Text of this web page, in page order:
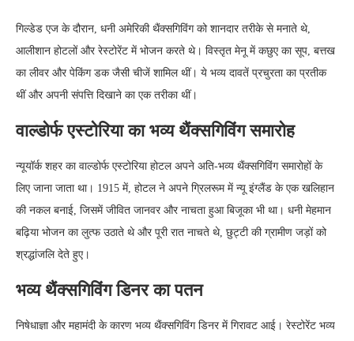
गिल्डेड एज के दौरान, धनी अमेरिकी थैंक्सगिविंग को शानदार तरीके से मनाते थे,
आलीशान होटलों और रेस्टोरेंट में भोजन करते थे। विस्तृत मेनू में कछुए का सूप, बत्तख
का लीवर और पेकिंग डक जैसी चीजें शामिल थीं। ये भव्य दावतें प्रचुरता का प्रतीक
थीं और अपनी संपत्ति दिखाने का एक तरीका थीं।
वाल्डोर्फ एस्टोरिया का भव्य थैंक्सगिविंग समारोह
न्यूयॉर्क शहर का वाल्डोर्फ एस्टोरिया होटल अपने अति-भव्य थैंक्सगिविंग समारोहों के
लिए जाना जाता था। 1915 में, होटल ने अपने ग्रिलरूम में न्यू इंग्लैंड के एक खलिहान
की नकल बनाई, जिसमें जीवित जानवर और नाचता हुआ बिजूका भी था। धनी मेहमान
बढ़िया भोजन का लुत्फ उठाते थे और पूरी रात नाचते थे, छुट्टी की ग्रामीण जड़ों को
श्रद्धांजलि देते हुए।
भव्य थैंक्सगिविंग डिनर का पतन
निषेधाज्ञा और महामंदी के कारण भव्य थैंक्सगिविंग डिनर में गिरावट आई। रेस्टोरेंट भव्य